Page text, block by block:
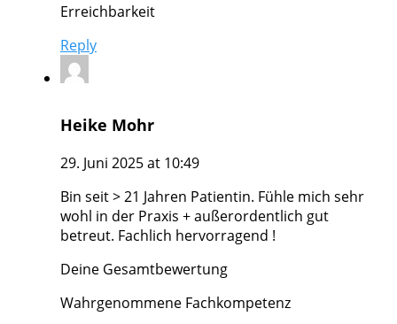
Erreichbarkeit
Reply
Heike Mohr
29. Juni 2025 at 10:49
Bin seit > 21 Jahren Patientin. Fühle mich sehr
wohl in der Praxis + außerordentlich gut
betreut. Fachlich hervorragend !
Deine Gesamtbewertung
Wahrgenommene Fachkompetenz